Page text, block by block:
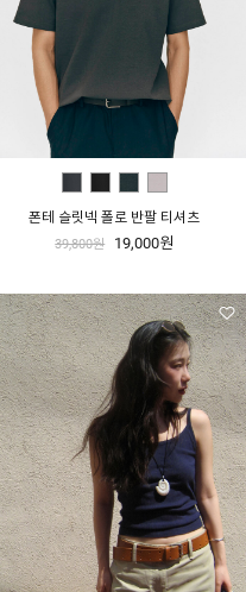
폰테 슬릿넥 폴로 반팔 티셔츠
39,800원 19,000원